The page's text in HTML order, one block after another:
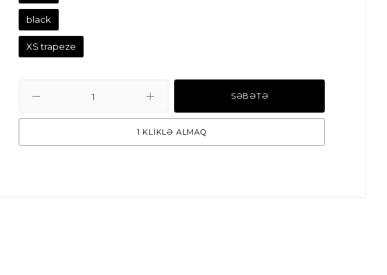
black
XS trapeze
SƏBƏTƏ
1 KLİKLƏ ALMAQ